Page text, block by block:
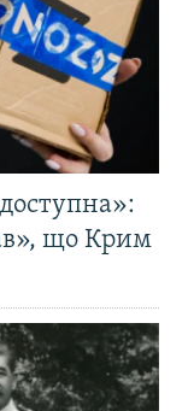
що Крим